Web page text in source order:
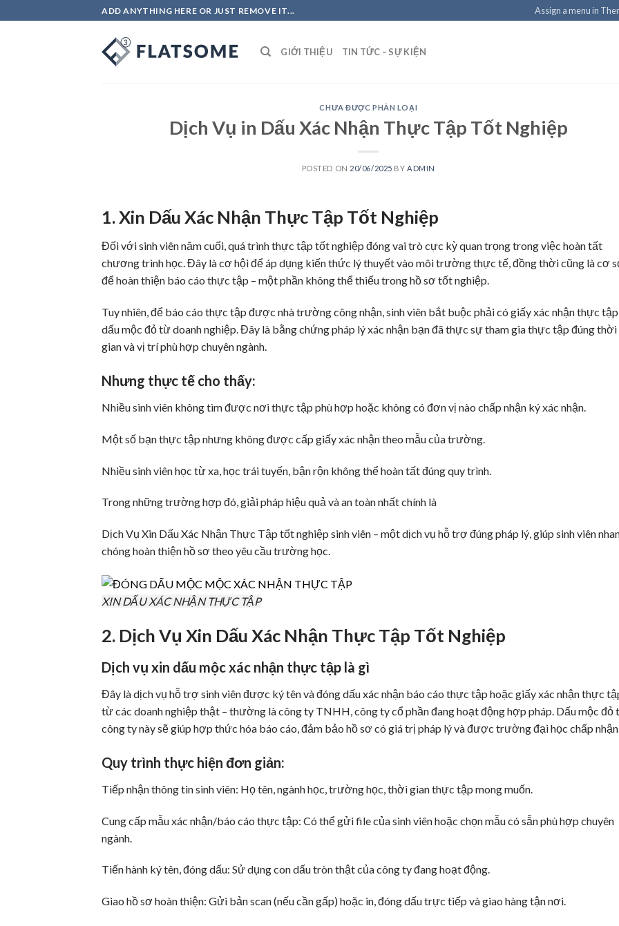
to
ADD ANYTHING HERE OR JUST REMOVE IT... Assign a menu in
GIỚI THIỆU TIN TỨC – SỰ KIỆN
CHƯA ĐƯỢC PHÂN LOẠI
Dịch Vụ in Dấu Xác Nhận Thực Tập Tốt Nghiệp
POSTED ON 20/06/2025 BY ADMIN
1. Xin Dấu Xác Nhận Thực Tập Tốt Nghiệp
Đối với sinh viên năm cuối, quá trình thực tập tốt nghiệp đóng vai trò cực kỳ quan trọng trong việc hoàn tất
chương trình học. Đây là cơ hội để áp dụng kiến thức lý thuyết vào môi trường thực tế, đồng thời cũng là cơ
để hoàn thiện báo cáo thực tập – một phần không thể thiếu trong hồ sơ tốt nghiệp.
Tuy nhiên, để báo cáo thực tập được nhà trường công nhận, sinh viên bắt buộc phải có giấy xác nhận thực
dấu mộc đỏ từ doanh nghiệp. Đây là bằng chứng pháp lý xác nhận bạn đã thực sự tham gia thực tập đúng thời
gian và vị trí phù hợp chuyên ngành.
Nhưng thực tế cho thấy:
Nhiều sinh viên không tìm được nơi thực tập phù hợp hoặc không có đơn vị nào chấp nhận ký xác nhận.
Một số bạn thực tập nhưng không được cấp giấy xác nhận theo mẫu của trường.
Nhiều sinh viên học từ xa, học trái tuyến, bận rộn không thể hoàn tất đúng quy trình.
Trong những trường hợp đó, giải pháp hiệu quả và an toàn nhất chính là
Dịch Vụ Xin Dấu Xác Nhận Thực Tập tốt nghiệp sinh viên – một dịch vụ hỗ trợ đúng pháp lý, giúp sinh viên
chóng hoàn thiện hồ sơ theo yêu cầu trường học.
XIN DẤU XÁC NHẬN THỰC TẬP
2. Dịch Vụ Xin Dấu Xác Nhận Thực Tập Tốt Nghiệp
Dịch vụ xin dấu mộc xác nhận thực tập là gì
Đây là dịch vụ hỗ trợ sinh viên được ký tên và đóng dấu xác nhận báo cáo thực tập hoặc giấy xác nhận thực
từ các doanh nghiệp thật – thường là công ty TNHH, công ty cổ phần đang hoạt động hợp pháp. Dấu mộc đỏ
công ty này sẽ giúp hợp thức hóa báo cáo, đảm bảo hồ sơ có giá trị pháp lý và được trường đại học chấp
Quy trình thực hiện đơn giản:
Tiếp nhận thông tin sinh viên: Họ tên, ngành học, trường học, thời gian thực tập mong muốn.
Cung cấp mẫu xác nhận/báo cáo thực tập: Có thể gửi file của sinh viên hoặc chọn mẫu có sẵn phù hợp chuyên
ngành.
Tiến hành ký tên, đóng dấu: Sử dụng con dấu tròn thật của công ty đang hoạt động.
Giao hồ sơ hoàn thiện: Gửi bản scan (nếu cần gấp) hoặc in, đóng dấu trực tiếp và giao hàng tận nơi.